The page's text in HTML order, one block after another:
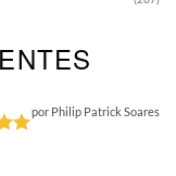
por Philip Patrick Soares